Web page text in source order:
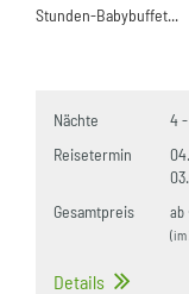
Stunden-Babybuffet...
Nächte
4 -
Reisetermin
Gesamtpreis
ab
(im
Details